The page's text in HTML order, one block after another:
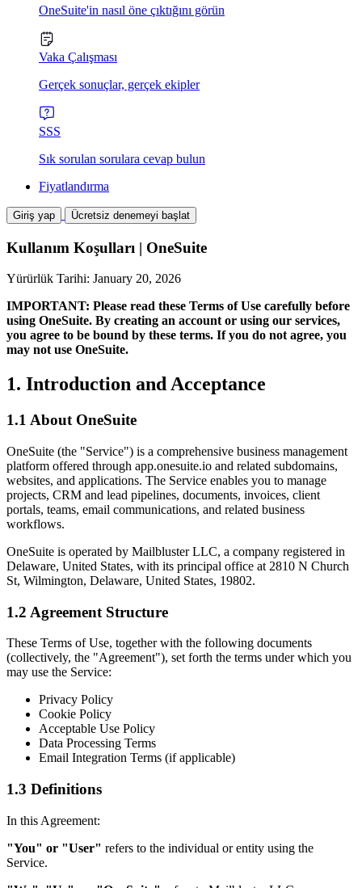
OneSuite'in nasıl öne çıktığını görün
Vaka Çalışması
Gerçek sonuçlar, gerçek ekipler
SSS
Sık sorulan sorulara cevap bulun
Fiyatlandırma
Giriş yap Ücretsiz denemeyi başlat
Kullanım Koşulları | OneSuite
Yürürlük Tarihi: January 20, 2026
IMPORTANT: Please read these Terms of Use carefully before
using OneSuite. By creating an account or using our services,
you agree to be bound by these terms. If you do not agree, you
may not use OneSuite.
1. Introduction and Acceptance
1.1 About OneSuite
OneSuite (the "Service") is a comprehensive business management
platform offered through app.onesuite.io and related subdomains,
websites, and applications. The Service enables you to manage
projects, CRM and lead pipelines, documents, invoices, client
portals, teams, email communications, and related business
workflows.
OneSuite is operated by Mailbluster LLC, a company registered in
Delaware, United States, with its principal office at 2810 N Church
St, Wilmington, Delaware, United States, 19802.
1.2 Agreement Structure
These Terms of Use, together with the following documents
(collectively, the "Agreement"), set forth the terms under which you
may use the Service:
Privacy Policy
Cookie Policy
Acceptable Use Policy
Data Processing Terms
Email Integration Terms (if applicable)
1.3 Definitions
In this Agreement:
"You" or "User" refers to the individual or entity using the
Service.